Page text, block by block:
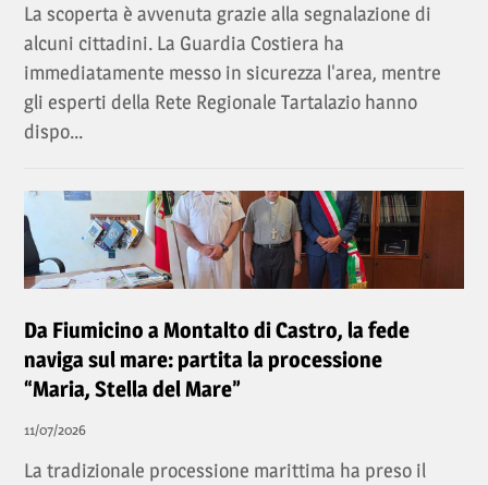
La scoperta è avvenuta grazie alla segnalazione di
alcuni cittadini. La Guardia Costiera ha
immediatamente messo in sicurezza l'area, mentre
gli esperti della Rete Regionale Tartalazio hanno
dispo...
Da Fiumicino a Montalto di Castro, la fede
naviga sul mare: partita la processione
“Maria, Stella del Mare”
11/07/2026
La tradizionale processione marittima ha preso il